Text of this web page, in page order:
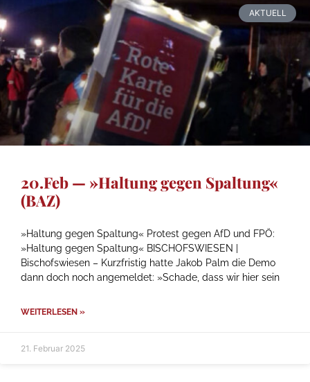
AKTUELL
20.Feb — »Haltung gegen Spaltung«
(BAZ)
»Haltung gegen Spaltung« Protest gegen AfD und FPÖ:
»Haltung gegen Spaltung« BISCHOFSWIESEN |
Bischofswiesen – Kurzfristig hatte Jakob Palm die Demo
dann doch noch angemeldet: »Schade, dass wir hier sein
WEITERLESEN »
21. Februar 2025